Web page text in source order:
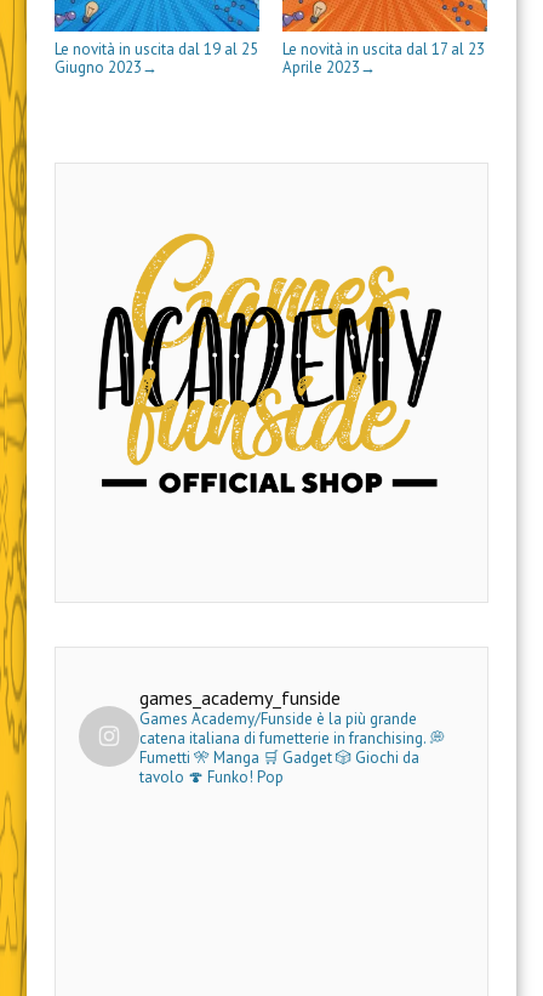
) ) t
r
a
r
a
)
a
)
s
t
r
a
f
i
)
Le novità in uscita dal 19 al 25
Giugno 2023 →
Le novità in uscita dal 17 al 23
Aprile 2023 →
games_academy_funside
Games Academy/Funside è la più grande
catena italiana di fumetterie in franchising.💭
Fumetti 🎌 Manga 🛒 Gadget🎲 Giochi da
tavolo 🍄 Funko! Pop